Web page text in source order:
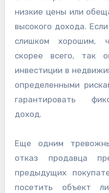
низкие цены или
высокого дохода.
слишком хорошим,
скорее всего, так
инвестиции в
определенными
гарантировать
доход.
Еще одним
отказ продавца
предыдущих
посетить объект